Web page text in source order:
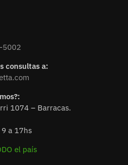
5002
consultas a:
1074 – Barracas.
a 17hs
el país